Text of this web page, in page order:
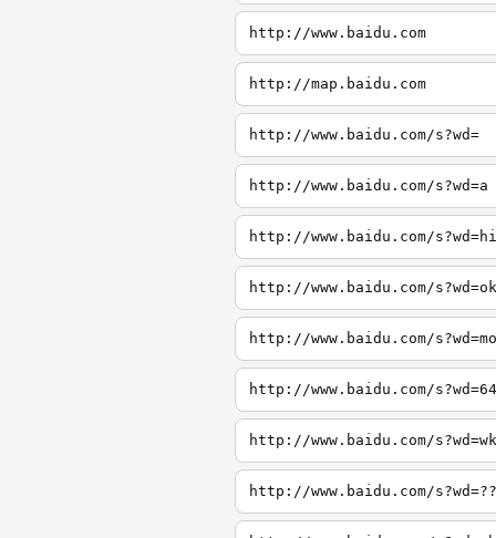
http://www.baidu.com
http://map.baidu.com
http://www.baidu.com/s?wd=
http://www.baidu.com/s?wd=a
http://www.baidu.com/s?wd=hi
http://www.baidu.com/s?wd=ok
http://www.baidu.com/s?wd=mo
http://www.baidu.com/s?wd=64
http://www.baidu.com/s?wd=wk
http://www.baidu.com/s?wd=??